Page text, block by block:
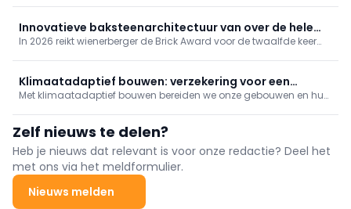
metselwerk.
Innovatieve baksteenarchitectuur van over de hele
wereld
In 2026 reikt wienerberger de Brick Award voor de twaalfde keer
record van 849 projecten van alle continenten.
Klimaatadaptief bouwen: verzekering voor een
aangenaam woonklimaat
Met klimaatadaptief bouwen bereiden we onze gebouwen en hun
bouwmaterialen brengt niet alleen een allesomvattend gamma
om klimaatadaptief
Zelf nieuws te delen?
Heb je nieuws dat relevant is voor onze redactie? Deel het
met ons via het meldformulier.
Nieuws melden